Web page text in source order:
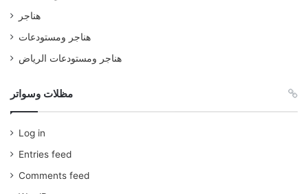
هناجر
هناجر ومستودعات
هناجر ومستودعات الرياض
مظلات وسواتر
Log in
Entries feed
Comments feed